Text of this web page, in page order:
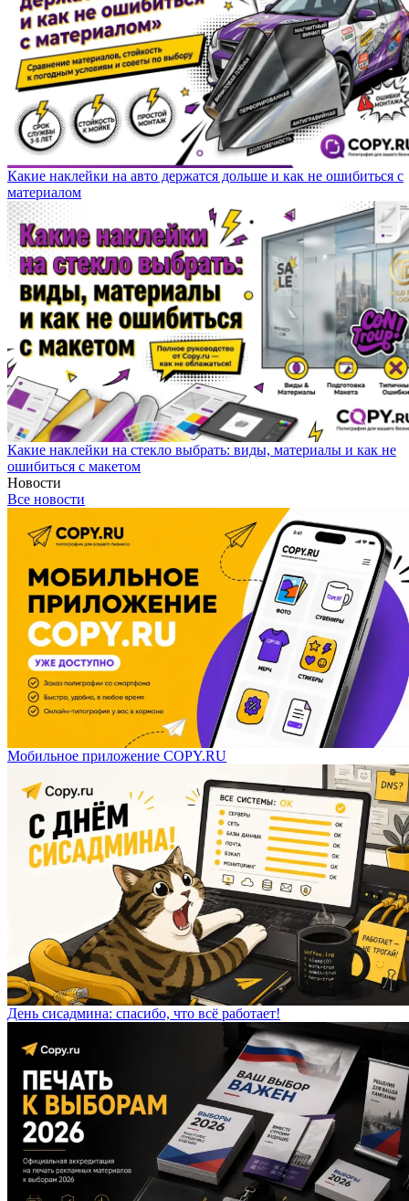
Какие наклейки на авто держатся дольше и как не ошибиться с
материалом
Какие наклейки на стекло выбрать: виды, материалы и как не
ошибиться с макетом
Новости
Все новости
Мобильное приложение COPY.RU
День сисадмина: спасибо, что всё работает!